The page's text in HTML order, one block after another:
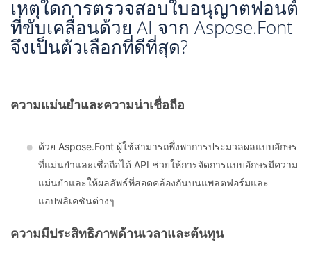
เหตุใดการตรวจสอบใบอนุญาตฟอนต์
ที่ขับเคลื่อนด้วย AI จาก Aspose.Font
จึงเป็นตัวเลือกที่ดีที่สุด?
ความแม่นยำและความน่าเชื่อถือ
ด้วย Aspose.Font ผู้ใช้สามารถพึ่งพาการประมวลผลแบบอักษร
ที่แม่นยำและเชื่อถือได้ API ช่วยให้การจัดการแบบอักษรมีความ
แม่นยำและให้ผลลัพธ์ที่สอดคล้องกันบนแพลตฟอร์มและ
แอปพลิเคชันต่างๆ
ความมีประสิทธิภาพด้านเวลาและต้นทุน